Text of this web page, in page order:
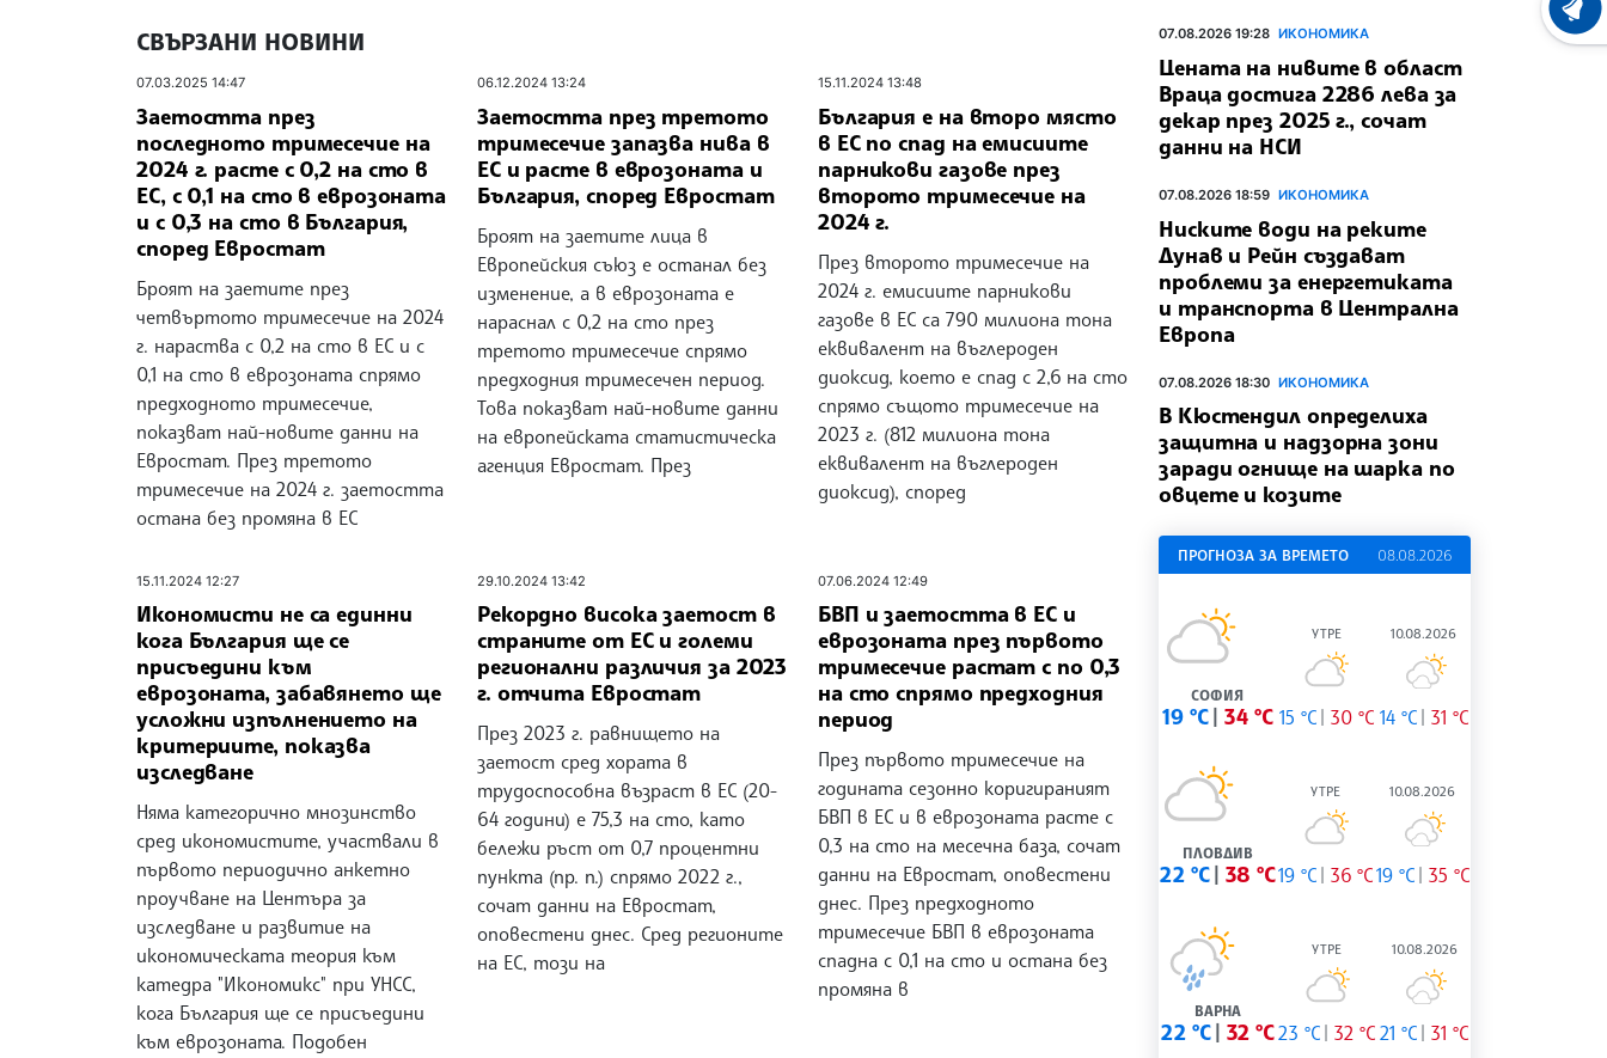
СВЪРЗАНИ НОВИНИ
07.03.2025 14:47
Заетостта през
последното тримесечие на
2024 г. расте с 0,2 на сто в
ЕС, с 0,1 на сто в еврозоната
и с 0,3 на сто в България,
според Евростат
Броят на заетите през
четвъртото тримесечие на 2024
г. нараства с 0,2 на сто в ЕС и с
0,1 на сто в еврозоната спрямо
предходното тримесечие,
показват най-новите данни на
Евростат. През третото
тримесечие на 2024 г. заетостта
остана без промяна в ЕС
06.12.2024 13:24
Заетостта през третото
тримесечие запазва нива в
ЕС и расте в еврозоната и
България, според Евростат
Броят на заетите лица в
Европейския съюз е останал без
изменение, а в еврозоната е
нараснал с 0,2 на сто през
третото тримесечие спрямо
предходния тримесечен период.
Това показват най-новите данни
на европейската статистическа
агенция Евростат. През
15.11.2024 13:48
България е на второ място
в ЕС по спад на емисиите
парникови газове през
второто тримесечие на
2024 г.
През второто тримесечие на
2024 г. емисиите парникови
газове в ЕС са 790 милиона тона
еквивалент на въглероден
диоксид, което е спад с 2,6 на сто
спрямо същото тримесечие на
2023 г. (812 милиона тона
еквивалент на въглероден
диоксид), според
15.11.2024 12:27
Икономисти не са единни
кога България ще се
присъедини към
еврозоната, забавянето ще
усложни изпълнението на
критериите, показва
изследване
Няма категорично мнозинство
сред икономистите, участвали в
първото периодично анкетно
проучване на Центъра за
изследване и развитие на
икономическата теория към
катедра "Икономикс" при УНСС,
кога България ще се присъедини
към еврозоната. Подобен
29.10.2024 13:42
Рекордно висока заетост в
страните от ЕС и големи
регионални различия за 2023
г. отчита Евростат
През 2023 г. равнището на
заетост сред хората в
трудоспособна възраст в ЕС (20-
64 години) е 75,3 на сто, като
бележи ръст от 0,7 процентни
пункта (пр. п.) спрямо 2022 г.,
сочат данни на Евростат,
оповестени днес. Сред регионите
на ЕС, този на
07.06.2024 12:49
БВП и заетостта в ЕС и
еврозоната през първото
тримесечие растат с по 0,3
на сто спрямо предходния
период
През първото тримесечие на
годината сезонно коригираният
БВП в ЕС и в еврозоната расте с
0,3 на сто на месечна база, сочат
данни на Евростат, оповестени
днес. През предходното
тримесечие БВП в еврозоната
спадна с 0,1 на сто и остана без
промяна в
07.08.2026 19:28 ИКОНОМИКА
Цената на нивите в област
Враца достига 2286 лева за
декар през 2025 г., сочат
данни на НСИ
07.08.2026 18:59 ИКОНОМИКА
Ниските води на реките
Дунав и Рейн създават
проблеми за енергетиката
и транспорта в Централна
Европа
07.08.2026 18:30 ИКОНОМИКА
В Кюстендил определиха
защитна и надзорна зони
заради огнище на шарка по
овцете и козите
ПРОГНОЗА ЗА ВРЕМЕТО 08.08.2026
СОФИЯ
19 °C 34 °C
УТРЕ
15 °C 30 °C
10.08.2026
14 °C 31 °C
ПЛОВДИВ
22 °C 38 °C
УТРЕ
19 °C 36 °C
10.08.2026
19 °C 35 °C
ВАРНА
22 °C 32 °C
УТРЕ
23 °C 32 °C
10.08.2026
21 °C 31 °C